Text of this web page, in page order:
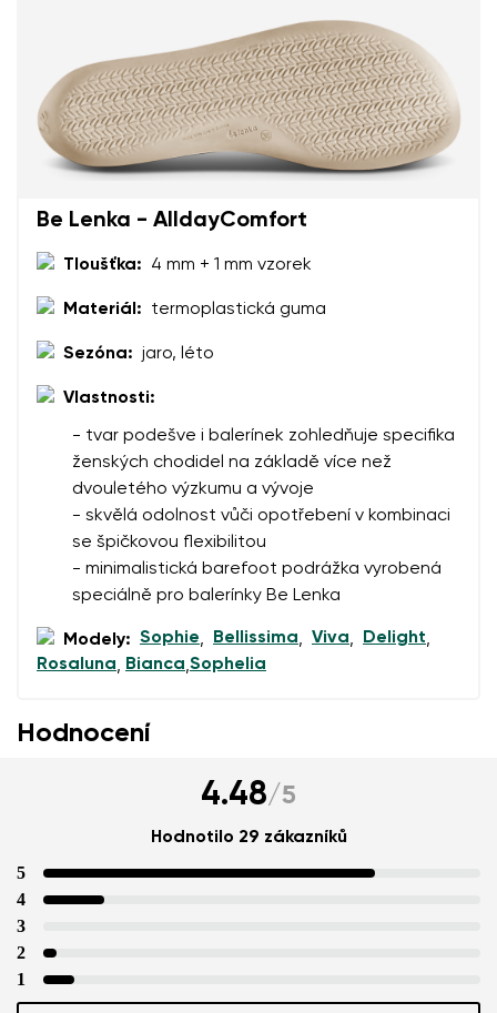
Be Lenka - AlldayComfort
Tloušťka: 4 mm + 1 mm vzorek
Materiál: termoplastická guma
Sezóna: jaro, léto
Vlastnosti:
- tvar podešve i balerínek zohledňuje specifika
ženských chodidel na základě více než
dvouletého výzkumu a vývoje
- skvělá odolnost vůči opotřebení v kombinaci
se špičkovou flexibilitou
- minimalistická barefoot podrážka vyrobená
speciálně pro balerínky Be Lenka
Modely: Sophie, Bellissima, Viva, Delight,
Rosaluna, Bianca,Sophelia
Hodnocení
4.48/5
Hodnotilo 29 zákazníků
5
4
3
2
1